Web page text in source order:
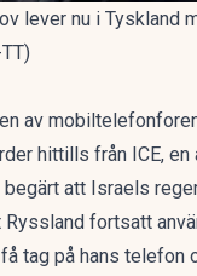
lever nu i Tyskland
av
hittills från ICE, en
att Israels
fortsatt
tag på hans telefon